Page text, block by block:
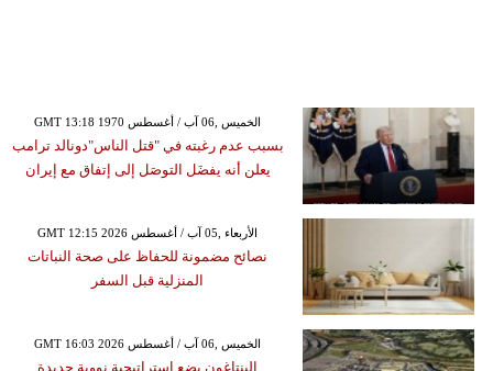
GMT 13:18 1970 الخميس ,06 آب / أغسطس
بسبب عدم رغبته في "قتل الناس"دونالد ترامب
يعلن أنه يفضَل التوصَل إلى إتفاق مع إيران
GMT 12:15 2026 الأربعاء ,05 آب / أغسطس
نصائح مضمونة للحفاظ على صحة النباتات
المنزلية قبل السفر
GMT 16:03 2026 الخميس ,06 آب / أغسطس
البنتاغون يضع استراتيجية نووية جديدة